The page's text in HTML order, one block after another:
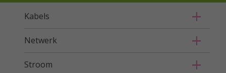
Kabels
Netwerk
Stroom